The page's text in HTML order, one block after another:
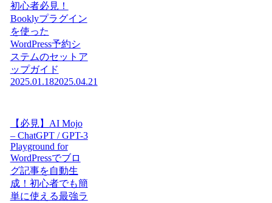
初心者必見！
Booklyプラグイン
を使った
WordPress予約シ
ステムのセットア
ップガイド
2025.01.182025.04.21
【必見】AI Mojo
– ChatGPT / GPT-3
Playground for
WordPressでブロ
グ記事を自動生
成！初心者でも簡
単に使える最強ラ